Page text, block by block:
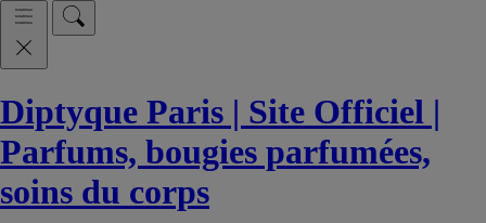
Diptyque Paris | Site Officiel |
Parfums, bougies parfumées,
soins du corps